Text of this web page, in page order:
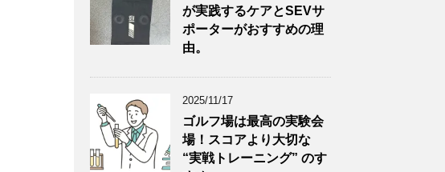
が実践するケアとSEVサ
ポーターがおすすめの理
由。
2025/11/17
ゴルフ場は最高の実験会
場！スコアより大切な
“実戦トレーニング” のす